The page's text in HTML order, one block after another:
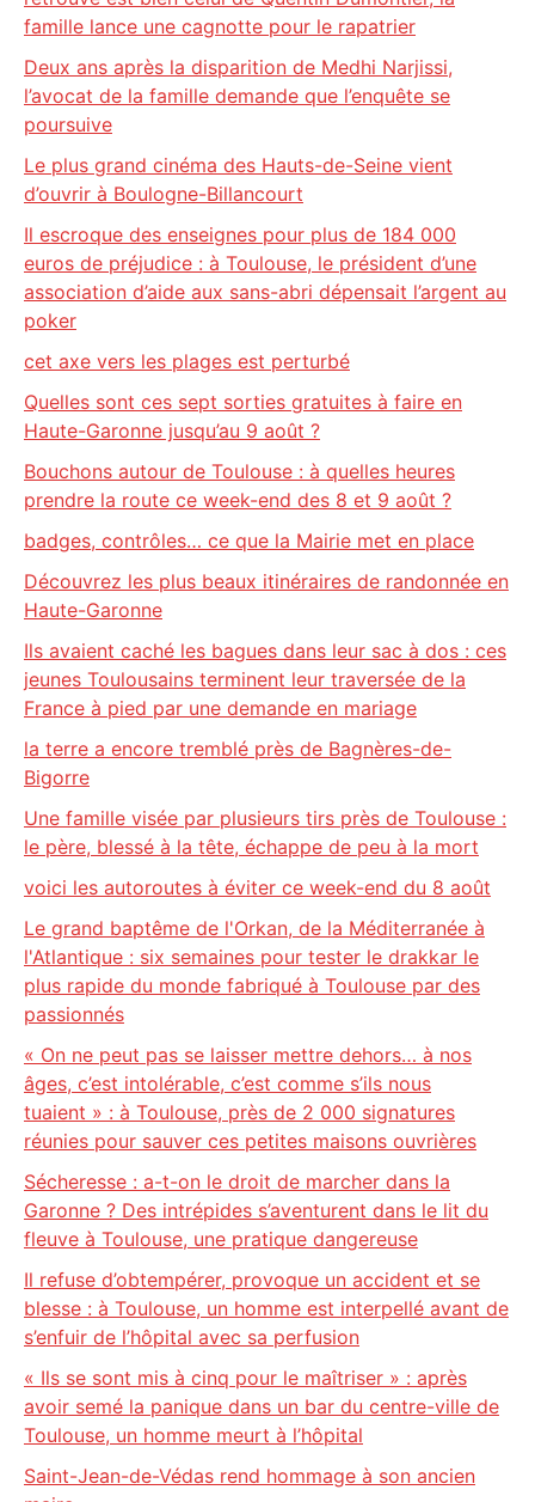
famille lance une cagnotte pour le rapatrier
Deux ans après la disparition de Medhi Narjissi,
l’avocat de la famille demande que l’enquête se
poursuive
Le plus grand cinéma des Hauts-de-Seine vient
d’ouvrir à Boulogne-Billancourt
Il escroque des enseignes pour plus de 184 000
euros de préjudice : à Toulouse, le président d’une
association d’aide aux sans-abri dépensait l’argent au
poker
cet axe vers les plages est perturbé
Quelles sont ces sept sorties gratuites à faire en
Haute-Garonne jusqu’au 9 août ?
Bouchons autour de Toulouse : à quelles heures
prendre la route ce week-end des 8 et 9 août ?
badges, contrôles… ce que la Mairie met en place
Découvrez les plus beaux itinéraires de randonnée en
Haute-Garonne
Ils avaient caché les bagues dans leur sac à dos : ces
jeunes Toulousains terminent leur traversée de la
France à pied par une demande en mariage
la terre a encore tremblé près de Bagnères-de-
Bigorre
Une famille visée par plusieurs tirs près de Toulouse :
le père, blessé à la tête, échappe de peu à la mort
voici les autoroutes à éviter ce week-end du 8 août
Le grand baptême de l'Orkan, de la Méditerranée à
l'Atlantique : six semaines pour tester le drakkar le
plus rapide du monde fabriqué à Toulouse par des
passionnés
« On ne peut pas se laisser mettre dehors… à nos
âges, c’est intolérable, c’est comme s’ils nous
tuaient » : à Toulouse, près de 2 000 signatures
réunies pour sauver ces petites maisons ouvrières
Sécheresse : a-t-on le droit de marcher dans la
Garonne ? Des intrépides s’aventurent dans le lit du
fleuve à Toulouse, une pratique dangereuse
Il refuse d’obtempérer, provoque un accident et se
blesse : à Toulouse, un homme est interpellé avant de
s’enfuir de l’hôpital avec sa perfusion
« Ils se sont mis à cinq pour le maîtriser » : après
avoir semé la panique dans un bar du centre-ville de
Toulouse, un homme meurt à l’hôpital
Saint-Jean-de-Védas rend hommage à son ancien